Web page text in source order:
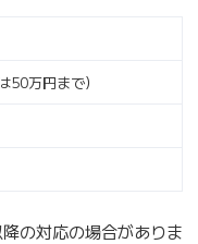
万円まで）
の対応の場合がありま